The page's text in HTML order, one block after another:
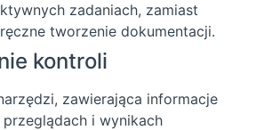
zadaniach, zamiast
tworzenie dokumentacji.
kontroli
zawierająca informacje
i wynikach